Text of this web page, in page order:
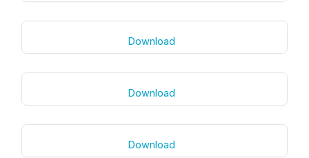
Download
Download
Download